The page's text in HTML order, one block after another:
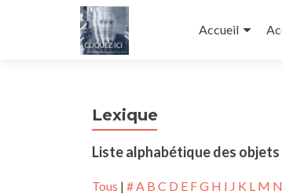
Accueil
Lexique
Liste alphabétique des
Tous | #A B C D E FG H I J K L M N